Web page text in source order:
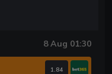
8 Aug 01:30
1.84